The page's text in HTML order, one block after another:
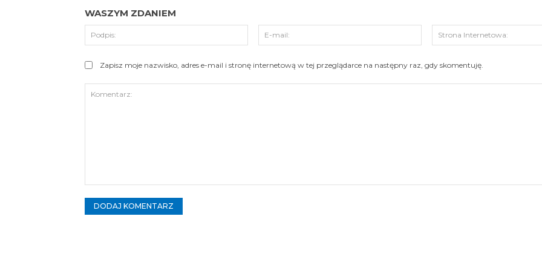
WASZYM ZDANIEM
Podpis:
mail:
Zapisz moje nazwisko, adres e-mail i stronę internetową w tej przeglądarce na następny raz, gdy skomentuję.